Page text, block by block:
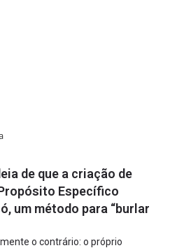
de que a criação de
Específico
um método para “burlar
o contrário: o próprio